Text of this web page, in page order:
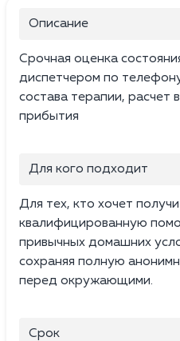
Описание
Срочная оценка
диспетчером по
состава терапии, расчет
прибытия
Для кого подходит
Для тех, кто хочет
квалифицированную
привычных домашних
сохраняя полную
перед окружающими.
Срок